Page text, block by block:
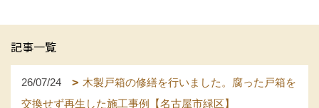
記事一覧
26/07/24
木製戸箱の修繕を行いました。腐った戸箱を
交換せず再生した施工事例【名古屋市緑区】